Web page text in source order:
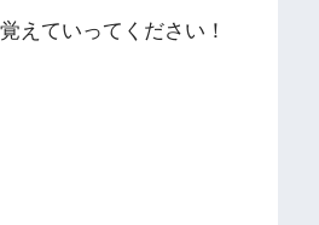
えていってください！